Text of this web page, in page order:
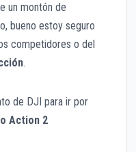
un montón de
bueno estoy seguro
competidores o del
.
de DJI para ir por
Action 2